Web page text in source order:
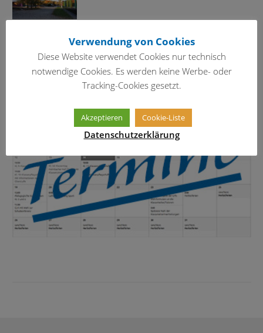
TERMINKALENDER
Verwendung von Cookies
Diese Website verwendet Cookies nur technisch
notwendige Cookies. Es werden keine Werbe- oder
Tracking-Cookies gesetzt.
Akzeptieren Cookie-Liste
Datenschutzerklärung